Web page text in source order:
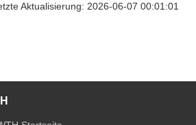
Aktualisierung: 2026-06-07 00:01:01